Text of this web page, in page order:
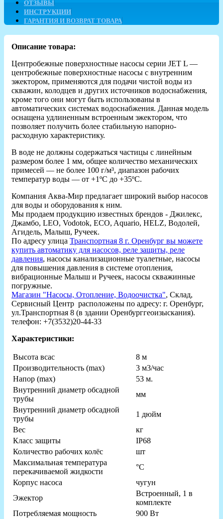
ОТЗЫВЫ
ИНСТРУКЦИИ
ГАРАНТИЯ И ВОЗВРАТ ТОВАРА
Описание товара:
Центробежные поверхностные насосы серии JET L —
центробежные поверхностные насосы c внутренним
эжектором, применяются для подачи чистой воды из
скважин, колодцев и других источников водоснабжения,
кроме того они могут быть использованы в
автоматических системах водоснабжения. Данная модель
оснащена удлиненным встроенным эжектором, что
позволяет получить более стабильную напорно-
расходную характеристику.
В воде не должны содержаться частицы с линейным
размером более 1 мм, общее количество механических
примесей — не более 100 г/м³, диапазон рабочих
температур воды — от +1ºС до +35ºС.
Компания Аква-Мир предлагает широкий выбор насосов
для воды и оборудования к ним.
Мы продаем продукцию известных брендов - Джилекс,
Джамбо, LEO, Vodotok, ECO, Aquario, HELZ, Водолей,
Агидель, Малыш, Ручеек.
По адресу улица Транспортная 8 г. Оренбург вы можете
купить автоматику для насосов, реле защиты, реле
давления, насосы канализационные туалетные, насосы
для повышения давления в системе отопления,
вибрационные Малыш и Ручеек, насосы скважинные
погружные.
Магазин "Насосы, Отопление, Водоочистка", Склад,
Сервисный Центр расположены по адресу: г. Оренбург,
ул.Транспортная 8 (в здании Оренбурггеоизыскания).
телефон: +7(3532)20-44-33
Характеристики:
Высота всас
8 м
Производительность (max)
3 м3/час
Напор (max)
53 м.
Внутренний диаметр обсадной
трубы
мм
Внутренний диаметр обсадной
трубы
1 дюйм
Вес
кг
Класс защиты
IP68
Количество рабочих колёс
шт
Максимальная температура
перекачиваемой жидкости
°С
Корпус насоса
чугун
Эжектор
Встроенный, 1 в
комплекте
Потребляемая мощность
900 Вт